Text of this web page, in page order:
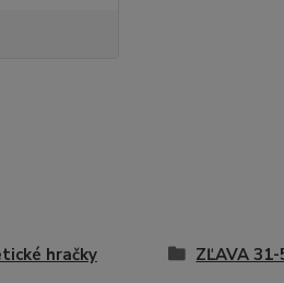
hračky ZĽAVA